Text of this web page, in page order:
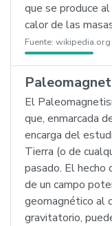
que se produce
calor de las
Fuente: wikipedia.org
El
que, enmarcada
encarga del
Tierra (o de
pasado. El hecho
de un campo
geomagnético al
gravitatorio,